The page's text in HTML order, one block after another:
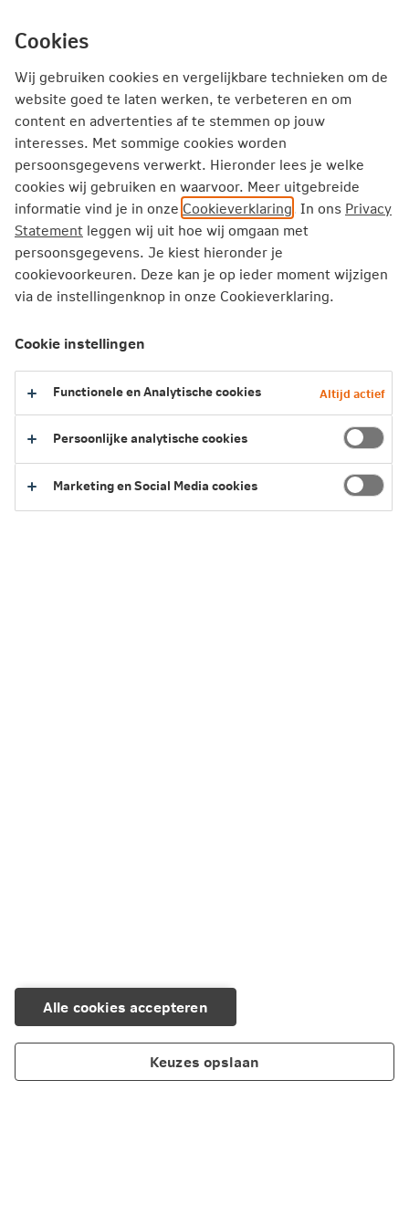
direct
naar
Producten Service en Contact Inspiratie
Particulier Zorgverzekering
Vergoedingen
Tandheelkunde tot 18 jaar
Tandheelkunde tot 18 jaar
Mondzorg is tandheelkundige zorg door een tandarts,
mondhygiënist, tandprotheticus of instelling voor
jeugdtandverzorging.
2025
Terug naar het overzicht van vergoedingen
Cookies
Wij gebruiken cookies en vergelijkbare technieken om de
website goed te laten werken, te verbeteren en om
content en advertenties af te stemmen op jouw
interesses. Met sommige cookies worden
persoonsgegevens verwerkt. Hieronder lees je welke
cookies wij gebruiken en waarvoor. Meer uitgebreide
informatie vind je in onze Cookieverklaring. In ons Privacy
Statement leggen wij uit hoe wij omgaan met
persoonsgegevens. Je kiest hieronder je
cookievoorkeuren. Deze kan je op ieder moment wijzigen
via de instellingenknop in onze Cookieverklaring.
Alle cookies accepteren
Cookie instellingen
Functionele en Analytische cookies Altijd actief
Persoonlijke analytische cookies
Marketing en Social Media cookies
Keuzes opslaan